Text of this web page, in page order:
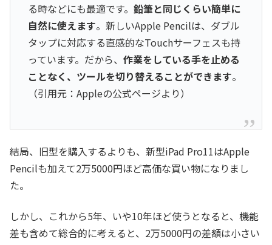
る時などにも最適です。 鉛筆と同じくらい簡単に
自然に使えます。新しいApple Pencilは、ダブル
タップに対応する直感的なTouchサーフェスも持
っています。だから、 作業をしている手を止める
ことなく、ツールを切り替えることができます。
（引用元：Appleの公式ページより）
結局、旧型を購入するよりも、新型iPad Pro11はApple
Pencilも加えて2万5000円ほど高価な買い物になりまし
た。
しかし、これから5年、いや10年ほど使うとなると、機能
差も含めて総合的に考えると、2万5000円の差額は小さい